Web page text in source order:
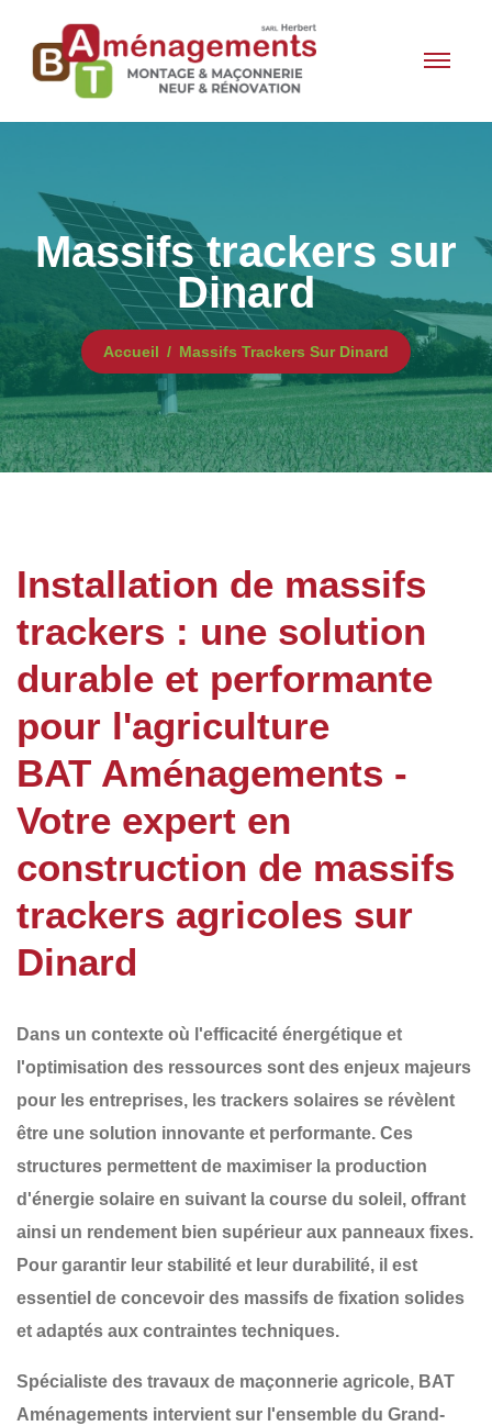
Massifs trackers sur
Dinard
Accueil Massifs Trackers Sur Dinard
Installation de massifs
trackers : une solution
durable et performante
pour l'agriculture
BAT Aménagements -
Votre expert en
construction de massifs
trackers agricoles sur
Dinard
Dans un contexte où l'efficacité énergétique et
l'optimisation des ressources sont des enjeux majeurs
pour les entreprises, les trackers solaires se révèlent
être une solution innovante et performante. Ces
structures permettent de maximiser la production
d'énergie solaire en suivant la course du soleil, offrant
ainsi un rendement bien supérieur aux panneaux fixes.
Pour garantir leur stabilité et leur durabilité, il est
essentiel de concevoir des massifs de fixation solides
et adaptés aux contraintes techniques.
Spécialiste des travaux de maçonnerie agricole, BAT
Aménagements intervient sur l'ensemble du Grand-